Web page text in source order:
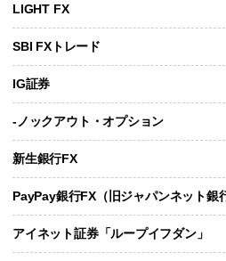
LIGHT FX
SBI FXトレード
IG証券
-ノックアウト・オプション
新生銀行FX
PayPay銀行FX（旧ジャパンネット銀
アイネット証券「ループイフダン」